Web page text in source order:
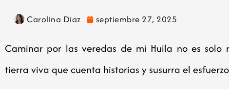
Carolina Diaz septiembre 27, 2025
Caminar por las veredas de mi Huila no es solo
tierra viva que cuenta historias y susurra el